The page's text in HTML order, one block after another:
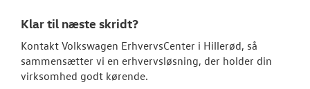
Klar til næste skridt?
Kontakt Volkswagen ErhvervsCenter i Hillerød, så
sammensætter vi en erhvervsløsning, der holder din
virksomhed godt kørende.